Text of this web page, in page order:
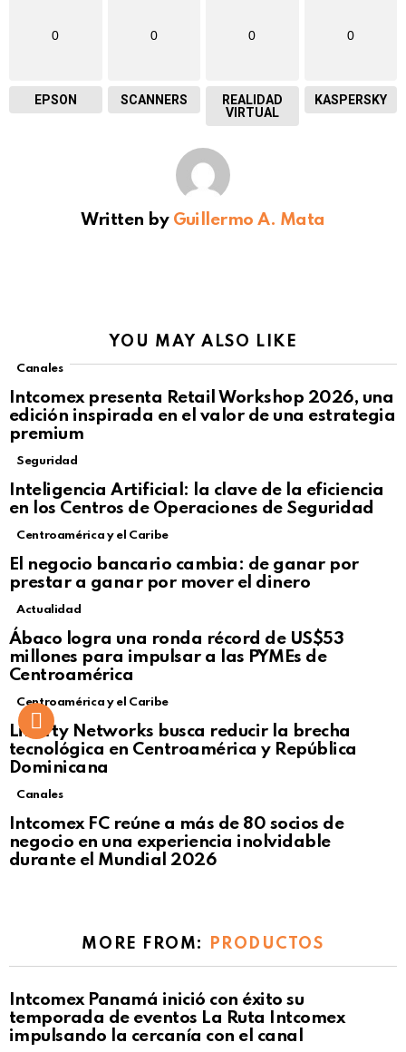
0
EPSON
0
SCANNERS
0
REALIDAD
VIRTUAL
0
KASPERSKY
Written by Guillermo A. Mata
YOU MAY ALSO LIKE
Canales
Intcomex presenta Retail Workshop 2026, una
edición inspirada en el valor de una estrategia
premium
Seguridad
Inteligencia Artificial: la clave de la eficiencia
en los Centros de Operaciones de Seguridad
Centroamérica y el Caribe
El negocio bancario cambia: de ganar por
prestar a ganar por mover el dinero
Not Safe For Work
Click to view this post
Actualidad
Ábaco logra una ronda récord de US$53
millones para impulsar a las PYMEs de
Centroamérica
Centroamérica y el Caribe
Liberty Networks busca reducir la brecha
tecnológica en Centroamérica y República
Dominicana
Canales
Intcomex FC reúne a más de 80 socios de
negocio en una experiencia inolvidable
durante el Mundial 2026
MORE FROM: PRODUCTOS
Intcomex Panamá inició con éxito su
temporada de eventos La Ruta Intcomex
impulsando la cercanía con el canal